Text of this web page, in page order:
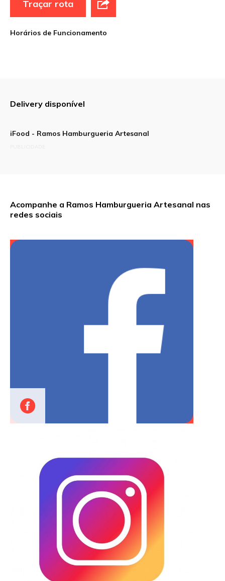
Traçar rota
Horários de Funcionamento
Delivery disponível
iFood - Ramos Hamburgueria Artesanal
Acompanhe a Ramos Hamburgueria Artesanal nas
redes sociais